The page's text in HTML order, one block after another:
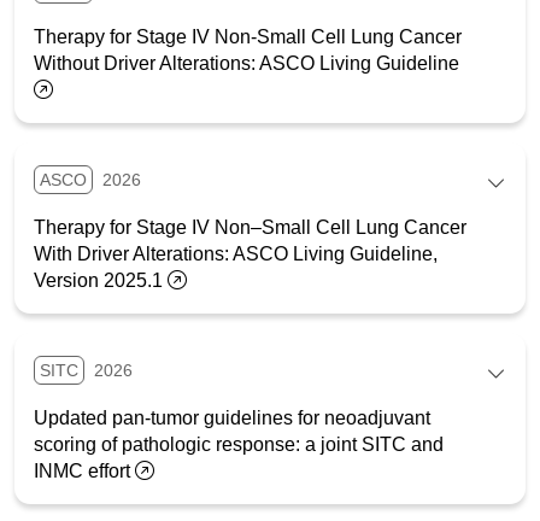
Therapy for Stage IV Non-Small Cell Lung Cancer
Without Driver Alterations: ASCO Living Guideline
ASCO 2026
Therapy for Stage IV Non–Small Cell Lung Cancer
With Driver Alterations: ASCO Living Guideline,
Version 2025.1
SITC 2026
Updated pan-tumor guidelines for neoadjuvant
scoring of pathologic response: a joint SITC and
INMC effort